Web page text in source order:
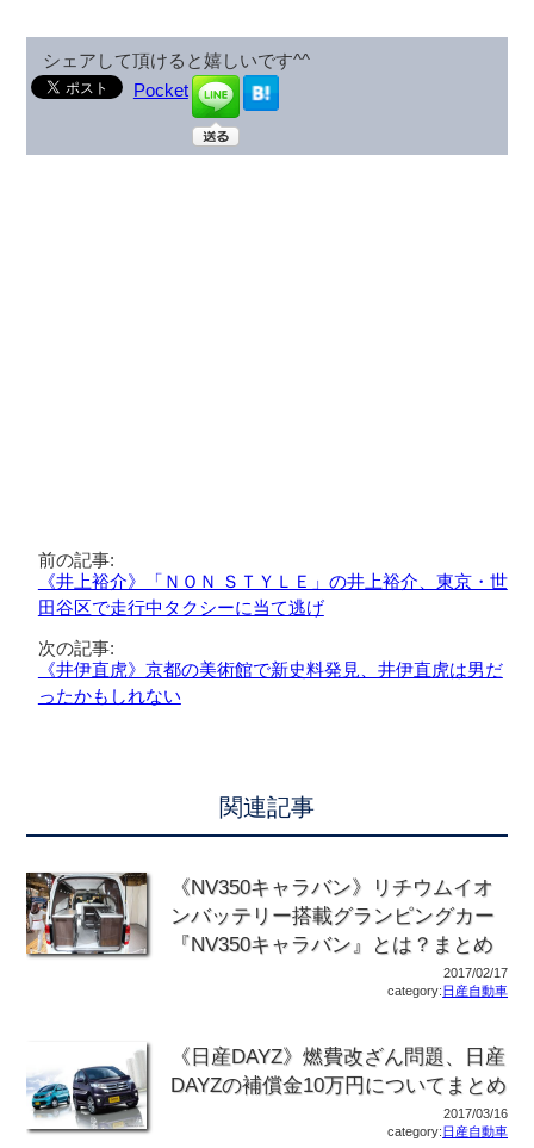
シェアして頂けると嬉しいです^^
Pocket
前の記事:
《井上裕介》「ＮＯＮ ＳＴＹＬＥ」の井上裕介、東京・世
田谷区で走行中タクシーに当て逃げ
次の記事:
《井伊直虎》京都の美術館で新史料発見、井伊直虎は男だ
ったかもしれない
関連記事
《NV350キャラバン》リチウムイオ
ンバッテリー搭載グランピングカー
『NV350キャラバン』とは？まとめ
2017/02/17
category: 日産自動車
《日産DAYZ》燃費改ざん問題、日産
DAYZの補償金10万円についてまとめ
2017/03/16
category: 日産自動車